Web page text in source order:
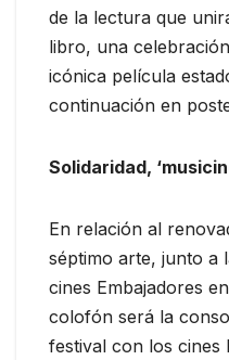
de la lectura que
libro, una
icónica película
continuación en
Solidaridad,
En relación al
séptimo arte, junto a
cines Embajadores
colofón será la
festival con los cines